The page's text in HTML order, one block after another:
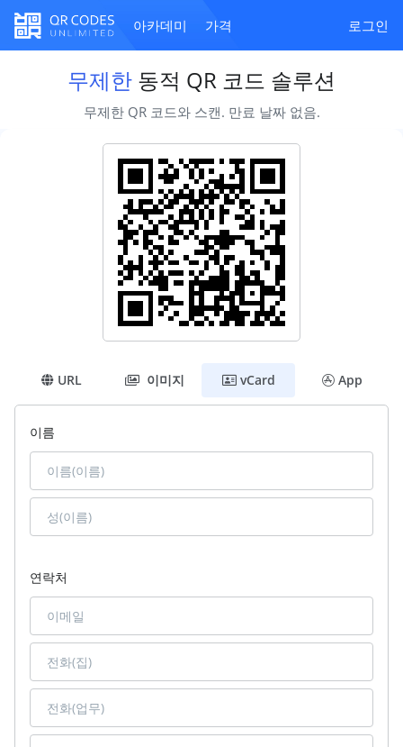
아카데미 가격 로그인
무제한 동적 QR 코드 솔루션
무제한 QR 코드와 스캔. 만료 날짜 없음.
URL 이미지 vCard App
이름
연락처